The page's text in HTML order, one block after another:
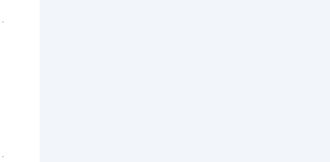
的电商平台，许多商家选择在抖店上运营网店。然而，有时候
审核需要多长时间）作为一名网店商家，我们都知道上架商品